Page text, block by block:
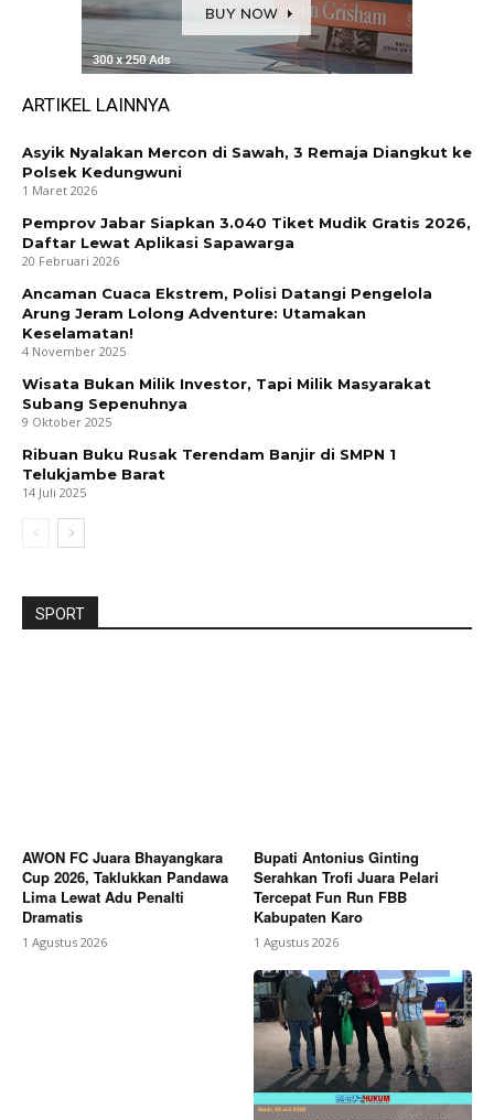
ARTIKEL LAINNYA
Asyik Nyalakan Mercon di Sawah, 3 Remaja Diangkut ke
Polsek Kedungwuni
1 Maret 2026
Pemprov Jabar Siapkan 3.040 Tiket Mudik Gratis 2026,
Daftar Lewat Aplikasi Sapawarga
20 Februari 2026
Ancaman Cuaca Ekstrem, Polisi Datangi Pengelola
Arung Jeram Lolong Adventure: Utamakan
Keselamatan!
4 November 2025
Wisata Bukan Milik Investor, Tapi Milik Masyarakat
Subang Sepenuhnya
9 Oktober 2025
Ribuan Buku Rusak Terendam Banjir di SMPN 1
Telukjambe Barat
14 Juli 2025
SPORT
AWON FC Juara Bhayangkara
Cup 2026, Taklukkan Pandawa
Lima Lewat Adu Penalti
Dramatis
1 Agustus 2026
Bupati Antonius Ginting
Serahkan Trofi Juara Pelari
Tercepat Fun Run FBB
Kabupaten Karo
1 Agustus 2026